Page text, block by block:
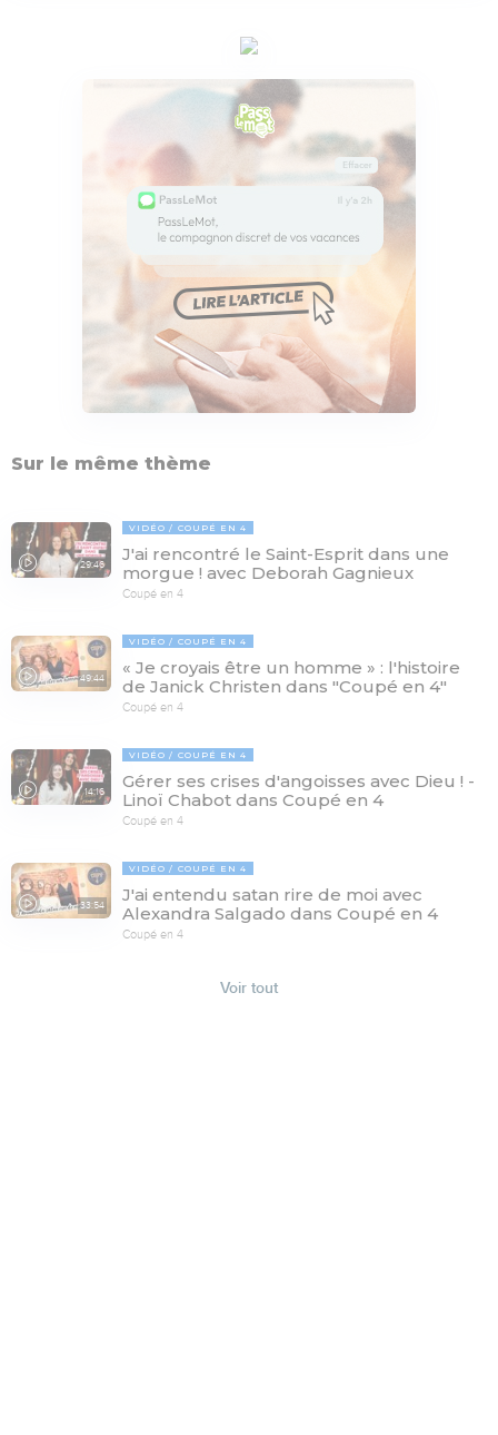
Sur le même thème
29:46
VIDÉO COUPÉ EN 4
J'ai rencontré le Saint-Esprit dans une
morgue ! avec Deborah Gagnieux
Coupé en 4
49:44
VIDÉO COUPÉ EN 4
« Je croyais être un homme » : l'histoire
de Janick Christen dans "Coupé en 4"
Coupé en 4
14:16
VIDÉO COUPÉ EN 4
Gérer ses crises d'angoisses avec Dieu ! -
Linoï Chabot dans Coupé en 4
Coupé en 4
33:54
VIDÉO COUPÉ EN 4
J'ai entendu satan rire de moi avec
Alexandra Salgado dans Coupé en 4
Coupé en 4
Voir tout